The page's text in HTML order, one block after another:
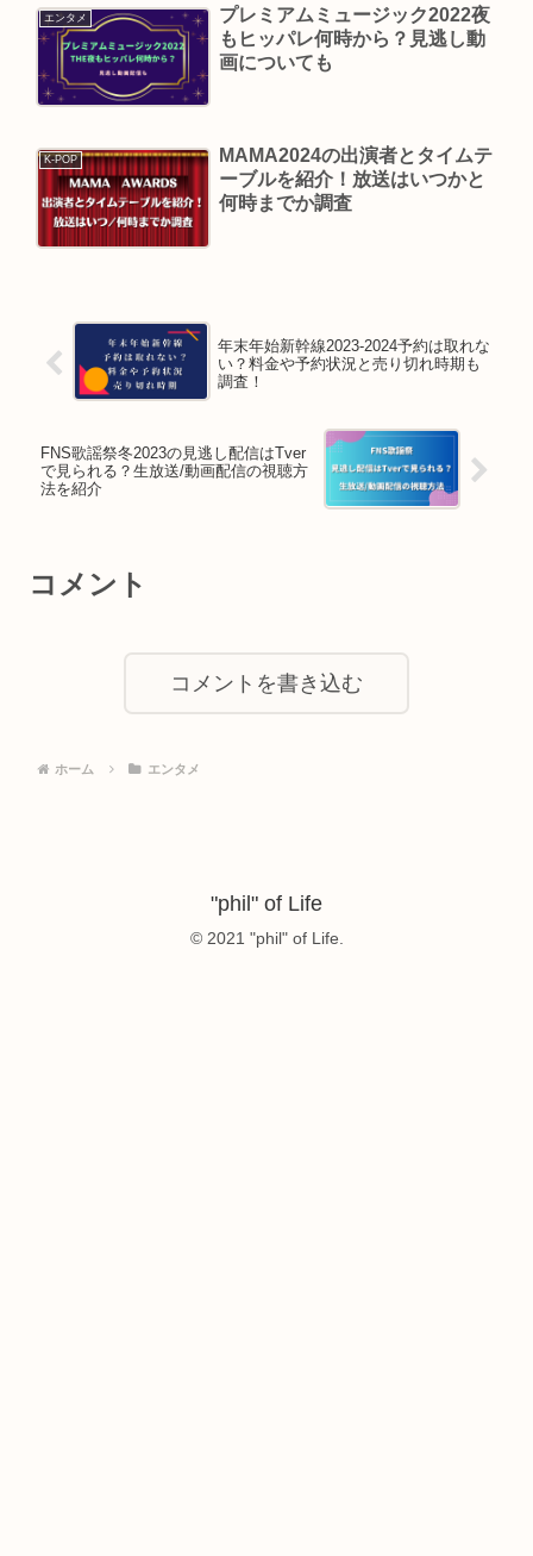
エンタメ
プレミアムミュージック2022夜
もヒッパレ何時から？見逃し動
画についても
K-POP
MAMA2024の出演者とタイムテ
ーブルを紹介！放送はいつかと
何時までか調査
年末年始新幹線2023-2024予約は取れな
い？料金や予約状況と売り切れ時期も
調査！
FNS歌謡祭冬2023の見逃し配信はTver
で見られる？生放送/動画配信の視聴方
法を紹介
コメント
コメントを書き込む
ホーム エンタメ
"phil" of Life
© 2021 "phil" of Life.